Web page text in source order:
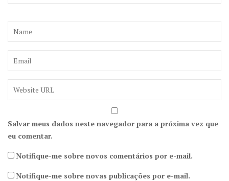
Salvar meus dados neste navegador para a próxima vez que
eu comentar.
Notifique-me sobre novos comentários por e-mail.
Notifique-me sobre novas publicações por e-mail.